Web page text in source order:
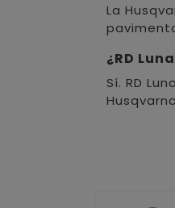
La
¿RD
Sí. RD